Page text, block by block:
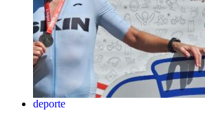
deporte